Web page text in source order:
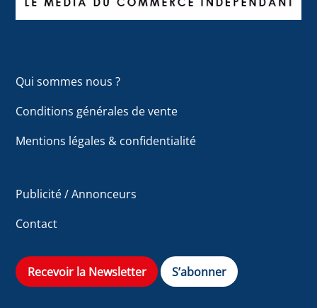
Qui sommes nous ?
Conditions générales de vente
Mentions légales & confidentialité
Publicité / Annonceurs
Contact
Recevoir la Newsletter S’abonner